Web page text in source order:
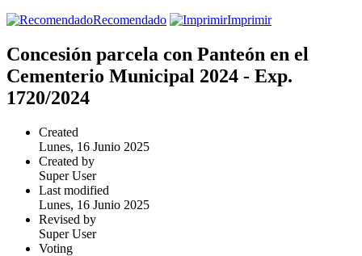
Recomendado
Imprimir
Concesión parcela con Panteón en el
Cementerio Municipal 2024 - Exp.
1720/2024
Created
Lunes, 16 Junio 2025
Created by
Super User
Last modified
Lunes, 16 Junio 2025
Revised by
Super User
Voting